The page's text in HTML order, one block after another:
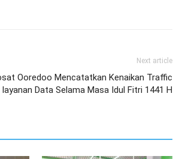
Next article
Ooredoo Mencatatkan Kenaikan Traffic
layanan Data Selama Masa Idul Fitri 1441 H